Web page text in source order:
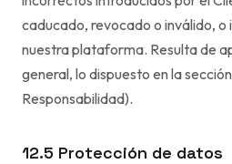
caducado, revocado o inválido, o
nuestra plataforma. Resulta de
general, lo dispuesto en la
Responsabilidad).
12.5 Protección de datos